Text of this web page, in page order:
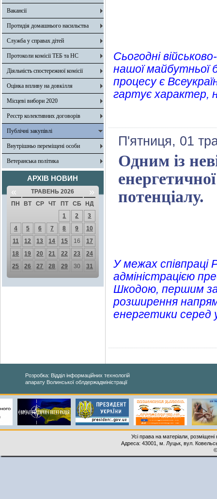
Вакансії
Протидія домашнього насильства
Служба у справах дітей
Протоколи комісії ТЕБ та НС
Діяльність спостережної комісії
Оцінка впливу на довкілля
Місцеві вибори 2020
Реєстр колективних договорів
Публічні закупівлі
Внутрішньо переміщені особи
Ветеранська політика
АРХІВ НОВИН
« ТРАВЕНЬ 2026 »
ПН ВТ СР ЧТ ПТ СБ
НД
1
2
3
4
5 6 7 8 9
10
11
12 13 14 15 16
17
18
19 20 21 22 23
24
25
26 27 28 29 30 31
Сьогодні
нашої майбутньої
процесу є
гартує характер,
П'ятниця, 01
Одним із
потенціалу.
У межах співпраці
адміністрацією
Шкодою, першим
розширення
енергетики серед
Розробка: Відділ інформаційних технологій
апарату Волинської облдержадміністрації
Усі права на матеріали,
Адреса: 43001, м. Луцьк, вул.